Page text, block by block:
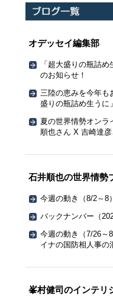
オデッセイ編集部
「超大盛りの瓶詰
のお知らせ！
三陸の恵みを今年も
盛りの瓶詰め生うに
夏の世界情勢オンラ
順也さん X 吉崎達彦
石井順也の世界情勢
今週の動き（8/2～8
バックナンバー（
今週の動き（7/26～
イナの国防相人事の
峯村健司のインテリ